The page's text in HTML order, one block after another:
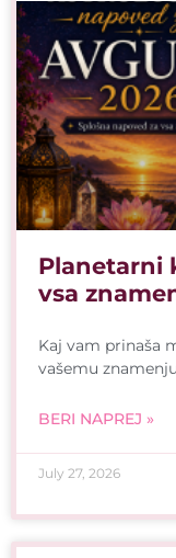
Planetarni
vsa
Kaj vam prinaša
vašemu
BERI NAPREJ »
July 27, 2026